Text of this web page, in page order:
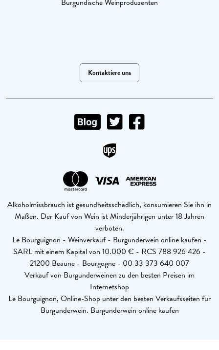
Burgundische Weinproduzenten
Kontaktiere uns
Alkoholmissbrauch ist gesundheitsschädlich, konsumieren Sie ihn in
Maßen. Der Kauf von Wein ist Minderjährigen unter 18 Jahren
verboten.
Le Bourguignon - Weinverkauf - Burgunderwein online kaufen -
SARL mit einem Kapital von 10.000 € - RCS 788 926 426 -
21200 Beaune - Bourgogne - 00 33 373 640 007
Verkauf von Burgunderweinen zu den besten Preisen im
Internetshop
Le Bourguignon, Online-Shop unter den besten Verkaufsseiten für
Burgunderwein. Burgunderwein online kaufen